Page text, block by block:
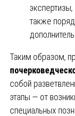
также
Таким образом,
собой
этапы — от
специальных